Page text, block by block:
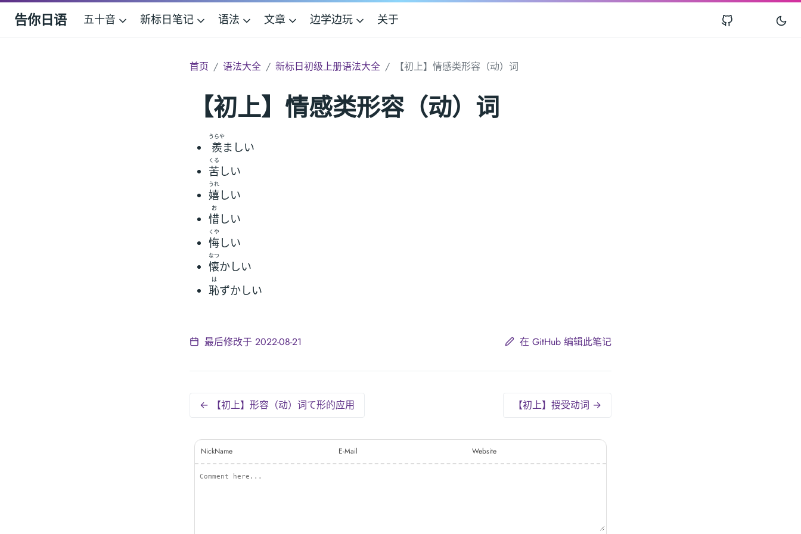
告你日语 五十音 新标日笔记 语法 文章 边学边玩 关于
首页 语法大全 新标日初级上册语法大全 【初上】情感类形容（动）词
【初上】情感类形容（动）词
羨
うらや
ましい
苦
くる
しい
嬉
うれ
しい
惜
お
しい
悔
くや
しい
懐
なつ
かしい
恥
は
ずかしい
最后修改于 2022-08-21 在 GitHub 编辑此笔记
← 【初上】形容（动）词て形的应用 【初上】授受动词 →
NickName E-Mail Website